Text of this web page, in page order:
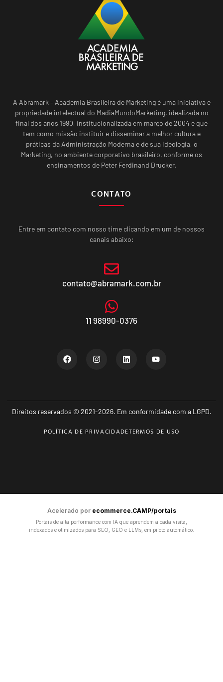
A Abramark – Academia Brasileira de Marketing é uma iniciativa e
propriedade intelectual do MadiaMundoMarketing, idealizada no
final dos anos 1990, institucionalizada em março de 2004 e que
tem como missão instituir e disseminar a melhor cultura e
práticas da Administração Moderna e de sua ideologia, o
Marketing, no ambiente corporativo brasileiro, conforme os
ensinamentos de Peter Ferdinand Drucker.
CONTATO
Entre em contato com nosso time clicando em um de nossos
canais abaixo:
contato@abramark.com.br
11 98990-0376
Direitos reservados © 2021-2026. Em conformidade com a LGPD.
POLÍTICA DE PRIVACIDADETERMOS DE USO
Acelerado por ecommerce.CAMP/portais
Portais de alta performance com IA que aprendem a cada visita,
indexados e otimizados para SEO, GEO e LLMs, em piloto automático.